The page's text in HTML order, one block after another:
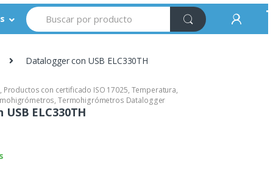
Buscar:
Datalogger con USB ELC330TH
, Productos con certificado ISO 17025, Temperatura,
, Termohigrómetros Datalogger
ELC330TH